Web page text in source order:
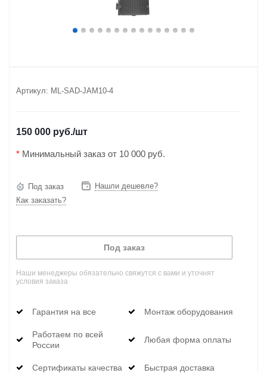
Артикул: ML-SAD-JAM10-4
150 000 руб./шт
* Минимальный заказ от 10 000 руб.
Под заказ
Нашли дешевле?
Как заказать?
Под заказ
Наши менеджеры обязательно свяжутся с вами и уточнят
условия заказа
Гарантия на все Монтаж оборудования
Работаем по всей
России
Любая форма оплаты
Сертификаты качества Быстрая доставка